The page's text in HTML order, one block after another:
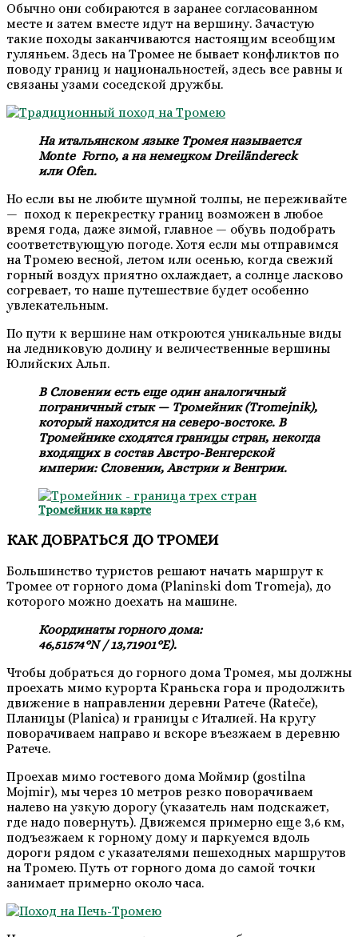
Обычно они собираются в заранее согласованном
месте и затем вместе идут на вершину. Зачастую
такие походы заканчиваются настоящим всеобщим
гуляньем. Здесь на Тромее не бывает конфликтов по
поводу границ и национальностей, здесь все равны и
связаны узами соседской дружбы.
На итальянском языке Тромея называется
Monte Forno, а на немецком Dreiländereck
или Ofen.
Но если вы не любите шумной толпы, не переживайте
— поход к перекрестку границ возможен в любое
время года, даже зимой, главное — обувь подобрать
соответствующую погоде. Хотя если мы отправимся
на Тромею весной, летом или осенью, когда свежий
горный воздух приятно охлаждает, а солнце ласково
согревает, то наше путешествие будет особенно
увлекательным.
По пути к вершине нам откроются уникальные виды
на ледниковую долину и величественные вершины
Юлийских Альп.
В Словении есть еще один аналогичный
пограничный стык — Тромейник (Tromejnik),
который находится на северо-востоке. В
Тромейнике сходятся границы стран, некогда
входящих в состав Австро-Венгерской
империи: Словении, Австрии и Венгрии.
Тромейник на карте
КАК ДОБРАТЬСЯ ДО ТРОМЕИ
Большинство туристов решают начать маршрут к
Тромее от горного дома (Planinski dom Tromeja), до
которого можно доехать на машине.
Координаты горного дома:
46,51574°N / 13,71901°E).
Чтобы добраться до горного дома Тромея, мы должны
проехать мимо курорта Краньска гора и продолжить
движение в направлении деревни Ратече (Rateče),
Планицы (Planica) и границы с Италией. На кругу
поворачиваем направо и вскоре въезжаем в деревню
Ратече.
Проехав мимо гостевого дома Моймир (gostilnа
Mojmir), мы через 10 метров резко поворачиваем
налево на узкую дорогу (указатель нам подскажет,
где надо повернуть). Движемся примерно еще 3,6 км,
подъезжаем к горному дому и паркуемся вдоль
дороги рядом с указателями пешеходных маршрутов
на Тромею. Путь от горного дома до самой точки
занимает примерно около часа.